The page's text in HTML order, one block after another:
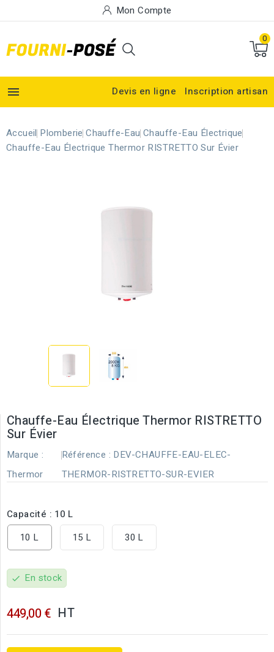
Mon Compte
0
 Devis en ligne Inscription artisan
Accueil Plomberie Chauffe-Eau Chauffe-Eau Électrique
Chauffe-Eau Électrique Thermor RISTRETTO Sur Évier
Chauffe-Eau Électrique Thermor RISTRETTO
Sur Évier
Marque :
Thermor
Référence : DEV-CHAUFFE-EAU-ELEC-
THERMOR-RISTRETTO-SUR-EVIER
Capacité : 10 L
10 L
15 L 30 L
check En stock
449,00 € HT